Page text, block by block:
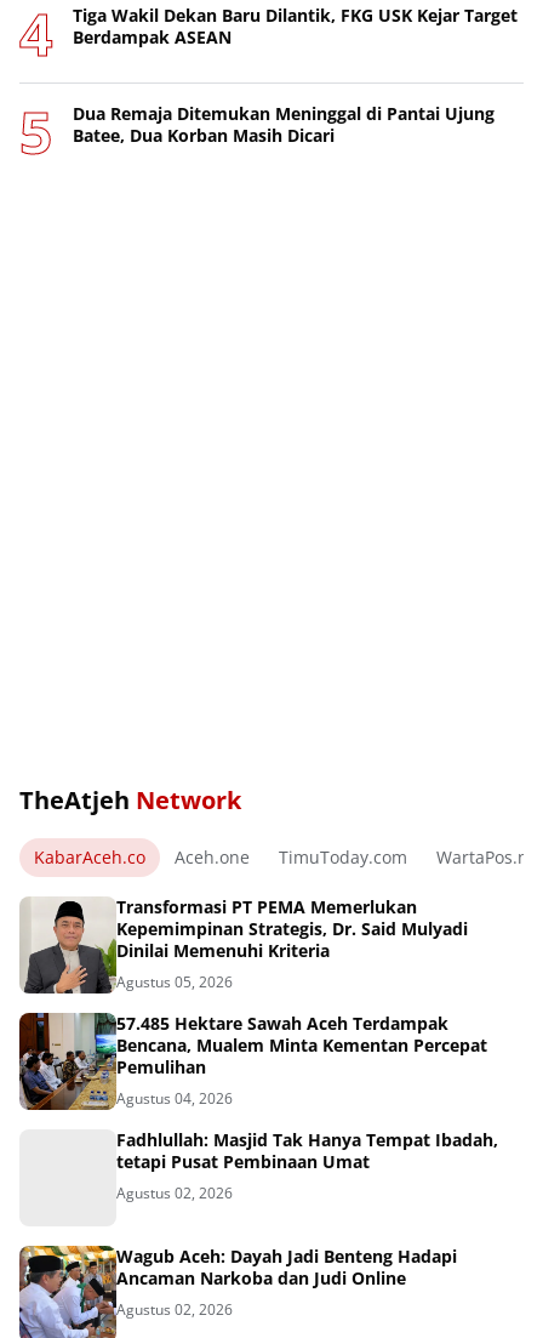
Tiga Wakil Dekan Baru Dilantik, FKG USK Kejar Target
Berdampak ASEAN
Dua Remaja Ditemukan Meninggal di Pantai Ujung
Batee, Dua Korban Masih Dicari
TheAtjeh Network
KabarAceh.co Aceh.one TimuToday.com WartaPos.net
Transformasi PT PEMA Memerlukan
Kepemimpinan Strategis, Dr. Said Mulyadi
Dinilai Memenuhi Kriteria
Agustus 05, 2026
57.485 Hektare Sawah Aceh Terdampak
Bencana, Mualem Minta Kementan Percepat
Pemulihan
Agustus 04, 2026
Fadhlullah: Masjid Tak Hanya Tempat Ibadah,
tetapi Pusat Pembinaan Umat
Agustus 02, 2026
Wagub Aceh: Dayah Jadi Benteng Hadapi
Ancaman Narkoba dan Judi Online
Agustus 02, 2026